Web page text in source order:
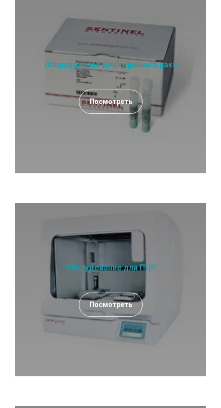
Оборудование для скрининга рака
Посмотреть
Оборудование для ПЦР
Посмотреть